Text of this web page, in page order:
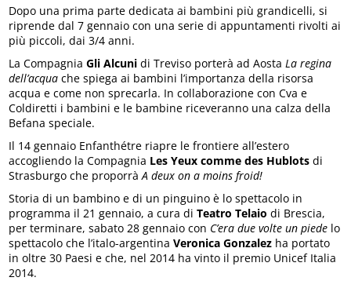
Dopo una prima parte dedicata ai bambini più grandicelli, si
riprende dal 7 gennaio con una serie di appuntamenti rivolti ai
più piccoli, dai 3/4 anni.
La CompagniaGli Alcuni di Treviso porterà ad Aosta La regina
dell’acqua che spiega ai bambini l’importanza della risorsa
acqua e come non sprecarla. In collaborazione con Cva e
Coldiretti i bambini e le bambine riceveranno una calza della
Befana speciale.
Il 14 gennaio Enfanthétre riapre le frontiere all’estero
accogliendo la Compagnia Les Yeux comme des Hublots di
Strasburgo che proporràA deux on a moins froid!
Storia di un bambino e di un pinguino è lo spettacolo in
programma il 21 gennaio, a cura diTeatro Telaio di Brescia,
per terminare, sabato 28 gennaio con C’era due volte un piede lo
spettacolo che l’italo-argentinaVeronica Gonzalez ha portato
in oltre 30 Paesi e che, nel 2014 ha vinto il premio Unicef Italia
2014.